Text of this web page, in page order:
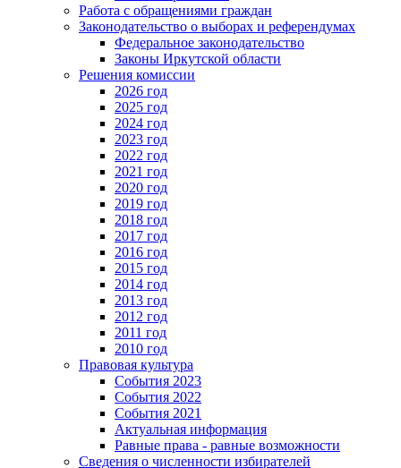
Работа с обращениями граждан
Законодательство о выборах и референдумах
Федеральное законодательство
Законы Иркутской области
Решения комиссии
2026 год
2025 год
2024 год
2023 год
2022 год
2021 год
2020 год
2019 год
2018 год
2017 год
2016 год
2015 год
2014 год
2013 год
2012 год
2011 год
2010 год
Правовая культура
События 2023
События 2022
События 2021
Актуальная информация
Равные права - равные возможности
Сведения о численности избирателей